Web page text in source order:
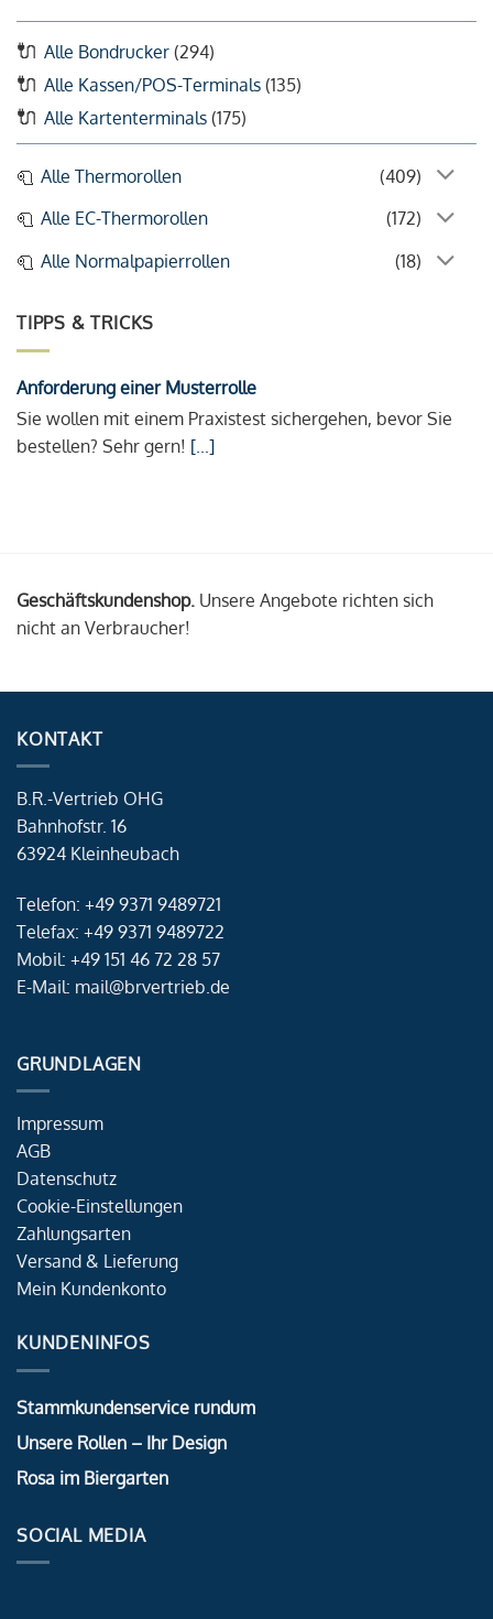
Alle Bondrucker (294)
Alle Kassen/POS-Terminals (135)
Alle Kartenterminals (175)
Alle Thermorollen
(409)
Alle EC-Thermorollen
(172)
Alle Normalpapierrollen
(18)
TIPPS & TRICKS
Anforderung einer Musterrolle
Sie wollen mit einem Praxistest sichergehen, bevor Sie
bestellen? Sehr gern! [...]
Geschäftskundenshop. Unsere Angebote richten sich
nicht an Verbraucher!
KONTAKT
B.R.-Vertrieb OHG
Bahnhofstr. 16
63924 Kleinheubach
Telefon: +49 9371 9489721
Telefax: +49 9371 9489722
Mobil: +49 151 46 72 28 57
E-Mail: mail@brvertrieb.de
GRUNDLAGEN
Impressum
AGB
Datenschutz
Cookie-Einstellungen
Zahlungsarten
Versand & Lieferung
Mein Kundenkonto
KUNDENINFOS
Stammkundenservice rundum
Unsere Rollen – Ihr Design
Rosa im Biergarten
SOCIAL MEDIA